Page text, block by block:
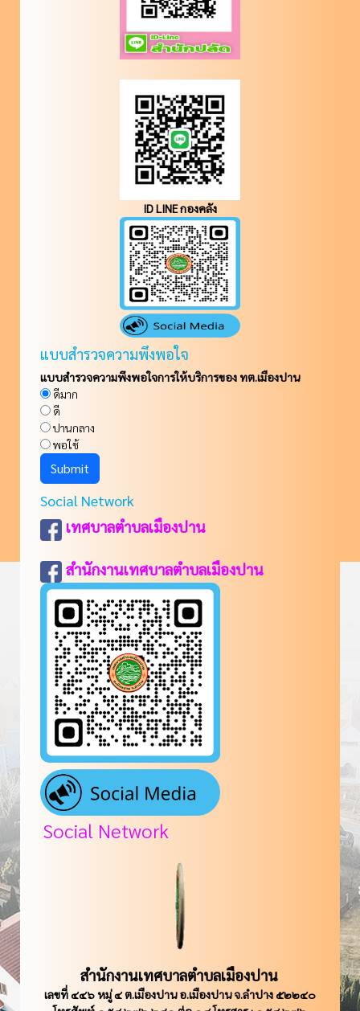
ID LINE กองคลัง
แบบสำรวจความพึงพอใจ
แบบสำรวจความพึงพอใจการให้บริการของ ทต.เมืองปาน
ดีมาก
ดี
ปานกลาง
พอใช้
Social Network
เทศบาลตำบลเมืองปาน
สำนักงานเทศบาลตำบลเมืองปาน
Social Network
สำนักงานเทศบาลตำบลเมืองปาน
เลขที่ ๔๔๖ หมู่ ๔ ต.เมืองปาน อ.เมืองปาน จ.ลำปาง ๕๒๒๔๐